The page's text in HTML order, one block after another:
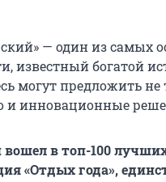
— один из самых
известный богатой
могут предложить не
и инновационные
вошел в топ-100
«Отдых года»,